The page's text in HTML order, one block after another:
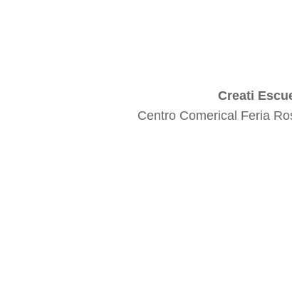
Creati
Centro Comerical Feria